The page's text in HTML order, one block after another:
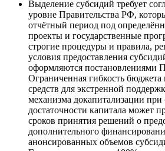
Выделение субсидий требует
уровне Правительства РФ,
отчётный период под
проекты и государственные
строгие процедуры и правила,
условия предоставления
оформляются постановлениями
Ограниченная гибкость бюджета
средств для экстренной
механизма докапитализации
достаточности капитала может
сроков принятия решений о
дополнительного
анонсированных объемов